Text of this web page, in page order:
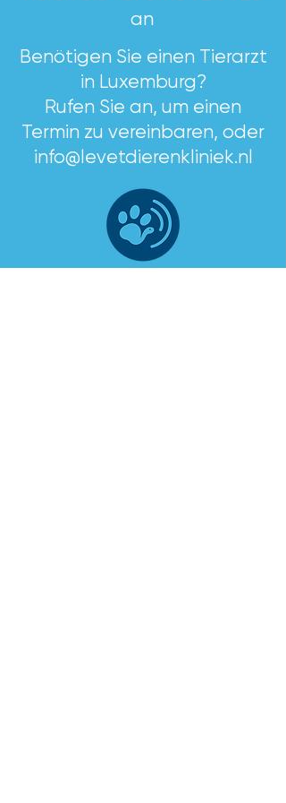
gespreid te voldoen.
an
Benötigen Sie einen Tierarzt
in Luxemburg?
Rufen Sie an, um einen
Termin zu vereinbaren, oder
info@levetdierenkliniek.nl